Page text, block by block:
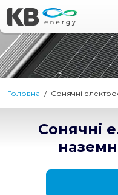
Головна Сонячні
Сонячні